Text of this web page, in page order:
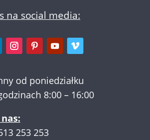
na social media:
od poniedziałku
8:00 – 16:00
253 253